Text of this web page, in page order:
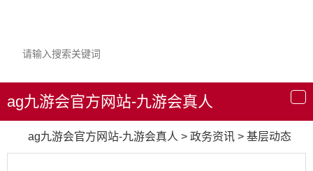
导
航
ag九游会官方网站-九游会真人
ag九游会官方网站-九游会真人 > 政务资讯 > 基层动态